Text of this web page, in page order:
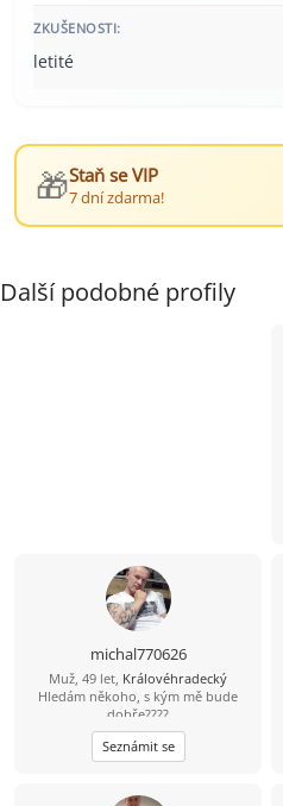
ZKUŠENOSTI:
letité
🎁Staň se VIP
7 dní zdarma!
Další podobné profily
michal770626
Muž, 49 let, Královéhradecký
Hledám někoho, s kým mě bude
dobře????
Seznámit se